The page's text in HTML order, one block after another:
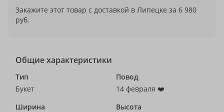
Закажите этот товар с доставкой в Липецке за 6 980
руб.
Общие характеристики
Тип
Букет
Повод
14 февраля ❤️
Ширина
Высота